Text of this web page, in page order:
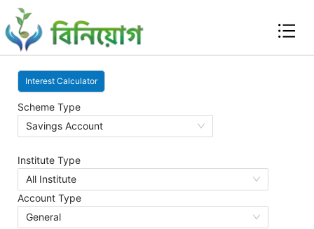
Scheme Type
Savings Account
Interest Calculator
Institute Type
All Institute
Account Type
General